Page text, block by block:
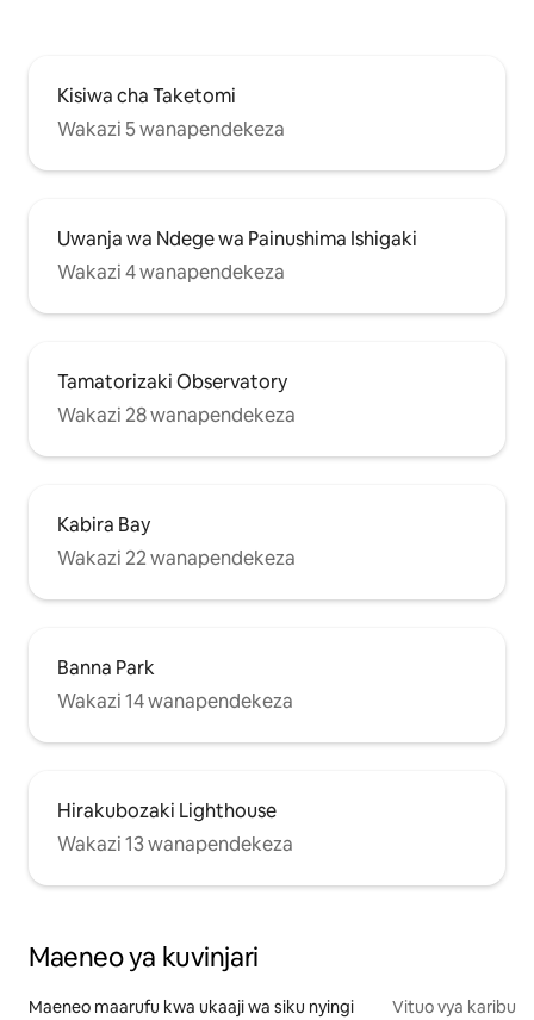
Kisiwa cha Taketomi
Wakazi 5 wanapendekeza
Uwanja wa Ndege wa Painushima Ishigaki
Wakazi 4 wanapendekeza
Tamatorizaki Observatory
Wakazi 28 wanapendekeza
Kabira Bay
Wakazi 22 wanapendekeza
Banna Park
Wakazi 14 wanapendekeza
Hirakubozaki Lighthouse
Wakazi 13 wanapendekeza
Maeneo ya kuvinjari
Maeneo maarufu kwa ukaaji wa siku nyingi Vituo vya karibu